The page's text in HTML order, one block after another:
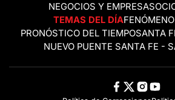
NEGOCIOS Y EMPRESAS
TEMAS DEL DÍA
PRONÓSTICO DEL TIEMPOSANTA
NUEVO PUENTE SANTA FE -